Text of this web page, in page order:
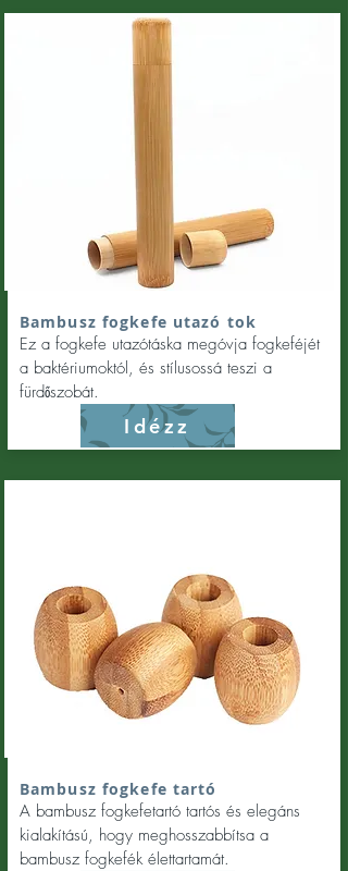
Bambusz fogkefe utazó tok
Ez a fogkefe utazótáska megóvja fogkeféjét
a baktériumoktól, és stílusossá teszi a
fürdőszobát.
Idézz
Bambusz fogkefe tartó
A bambusz fogkefetartó tartós és elegáns
kialakítású, hogy meghosszabbítsa a
bambusz fogkefék élettartamát.